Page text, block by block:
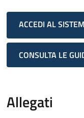
ACCEDI AL
CONSULTA LE
Allegati